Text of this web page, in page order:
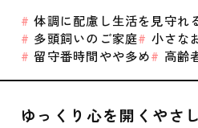
体調に配慮し生活を見守れ
多頭飼いのご家庭
小さな
留守番時間やや多め
高齢
ゆっくり心を開くやさ